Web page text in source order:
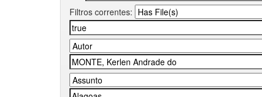
Filtros correntes: